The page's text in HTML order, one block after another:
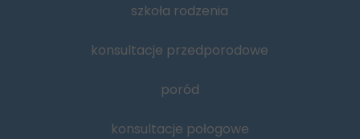
szkoła rodzenia
konsultacje przedporodowe
poród
konsultacje połogowe